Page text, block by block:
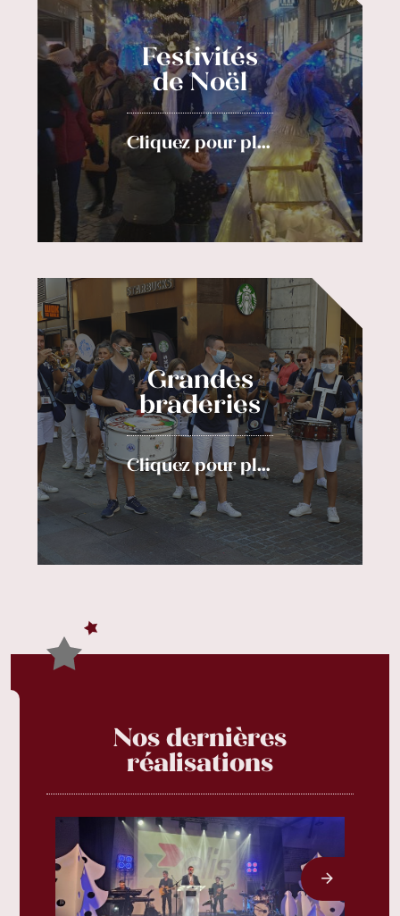
Festivités
de Noël
Cliquez pour plus d'informations
Grandes
braderies
Cliquez pour plus d'informations
Nos dernières
réalisations